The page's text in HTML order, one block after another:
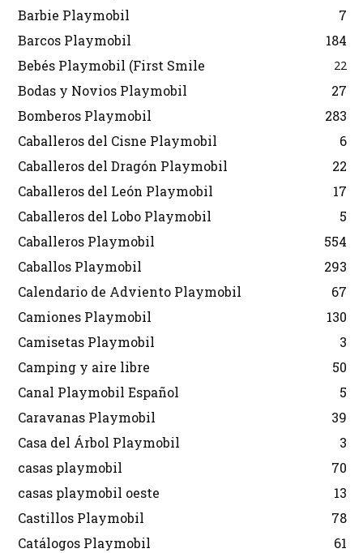
Barbie Playmobil
7
Barcos Playmobil
184
Bebés Playmobil (First Smile
22
Bodas y Novios Playmobil
27
Bomberos Playmobil
283
Caballeros del Cisne Playmobil
6
Caballeros del Dragón Playmobil
22
Caballeros del León Playmobil
17
Caballeros del Lobo Playmobil
5
Caballeros Playmobil
554
Caballos Playmobil
293
Calendario de Adviento Playmobil
67
Camiones Playmobil
130
Camisetas Playmobil
3
Camping y aire libre
50
Canal Playmobil Español
5
Caravanas Playmobil
39
Casa del Árbol Playmobil
3
casas playmobil
70
casas playmobil oeste
13
Castillos Playmobil
78
Catálogos Playmobil
61